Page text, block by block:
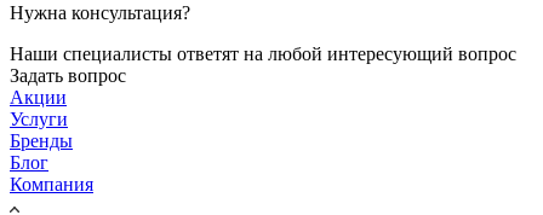
Нужна консультация?
Наши специалисты ответят на любой интересующий вопрос
Задать вопрос
Акции
Услуги
Бренды
Блог
Компания